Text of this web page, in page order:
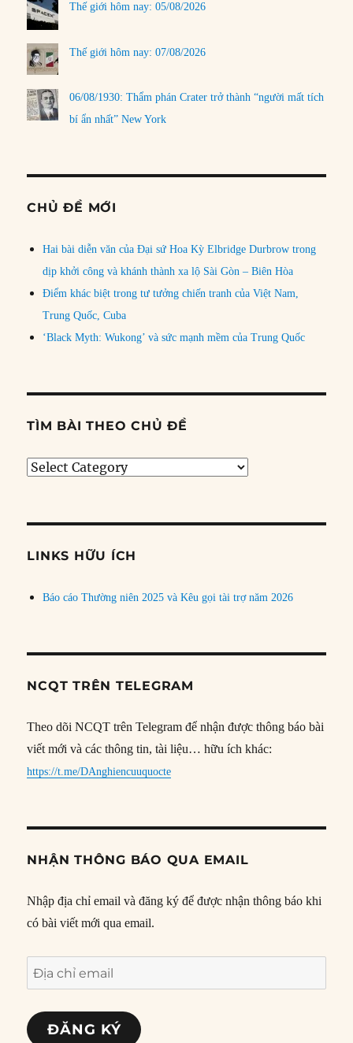
Thế giới hôm nay: 05/08/2026
Thế giới hôm nay: 07/08/2026
06/08/1930: Thẩm phán Crater trở thành “người mất tích
bí ẩn nhất” New York
CHỦ ĐỀ MỚI
Hai bài diễn văn của Đại sứ Hoa Kỳ Elbridge Durbrow trong
dịp khởi công và khánh thành xa lộ Sài Gòn – Biên Hòa
Điểm khác biệt trong tư tưởng chiến tranh của Việt Nam,
Trung Quốc, Cuba
‘Black Myth: Wukong’ và sức mạnh mềm của Trung Quốc
TÌM BÀI THEO CHỦ ĐỀ
Tìm
đề
LINKS HỮU ÍCH
Báo cáo Thường niên 2025 và Kêu gọi tài trợ năm 2026
NCQT TRÊN TELEGRAM
Theo dõi NCQT trên Telegram để nhận được thông báo bài
viết mới và các thông tin, tài liệu… hữu ích khác:
https://t.me/DAnghiencuuquocte
NHẬN THÔNG BÁO QUA EMAIL
Nhập địa chỉ email và đăng ký để được nhận thông báo khi
có bài viết mới qua email.
Địa
chỉ
email
ĐĂNG KÝ